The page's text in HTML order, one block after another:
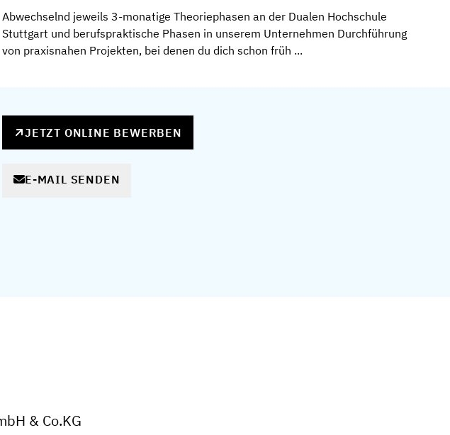
Abwechselnd jeweils 3-monatige Theoriephasen an der Dualen Hochschule
Stuttgart und berufspraktische Phasen in unserem Unternehmen Durchführung
von praxisnahen Projekten, bei denen du dich schon früh ...
JETZT ONLINE BEWERBEN
E-MAIL SENDEN
& Co.KG